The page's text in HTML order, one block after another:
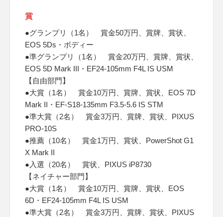
賞
●グランプリ（1名） 賞金50万円、賞牌、賞状、
EOS 5Ds・ボディー
●準グランプリ（1名） 賞金20万円、賞牌、賞状、
EOS 5D Mark III・EF24-105mm F4L IS USM
【自由部門】
●大賞（1名） 賞金10万円、賞牌、賞状、EOS 7D
Mark II・EF-S18-135mm F3.5-5.6 IS STM
●準大賞（2名） 賞金3万円、賞牌、賞状、PIXUS
PRO-10S
●推薦（10名） 賞金1万円、賞状、PowerShot G1
X Mark II
●入選（20名） 賞状、PIXUS iP8730
【ネイチャー部門】
●大賞（1名） 賞金10万円、賞牌、賞状、EOS
6D・EF24-105mm F4L IS USM
●準大賞（2名） 賞金3万円、賞牌、賞状、PIXUS